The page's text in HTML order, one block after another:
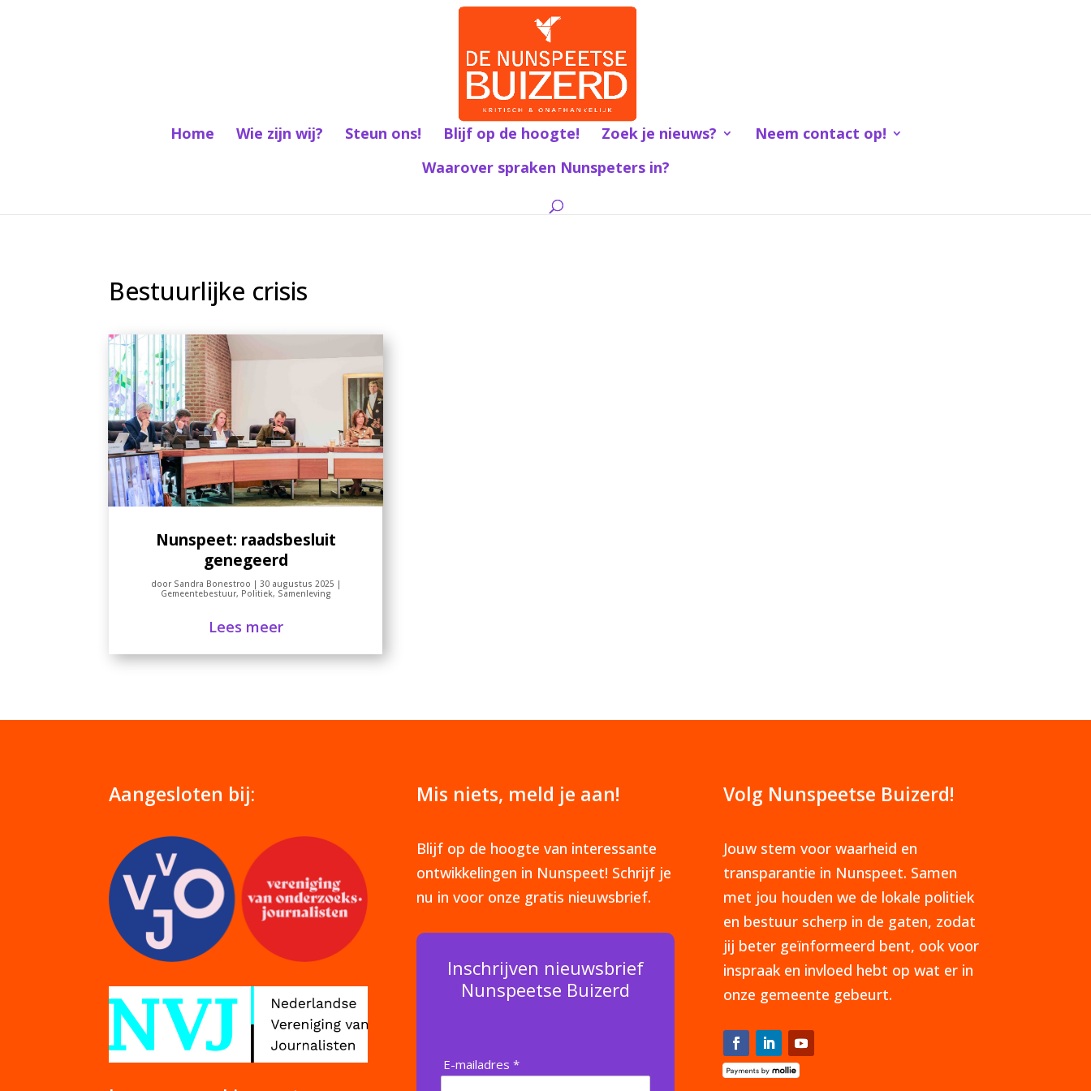
Home Wie zijn wij? Steun ons! Blijf op de hoogte! Zoek je nieuws?
Neem contact op!
Waarover spraken Nunspeters in?
Bestuurlijke crisis
Nunspeet: raadsbesluit
genegeerd
door Sandra Bonestroo | 30 augustus 2025 |
Gemeentebestuur, Politiek, Samenleving
Lees meer
Aangesloten bij: Mis niets, meld je aan!
Blijf op de hoogte van interessante
ontwikkelingen in Nunspeet! Schrijf je
nu in voor onze gratis nieuwsbrief.
Inschrijven nieuwsbrief
Nunspeetse Buizerd
E-mailadres *
Volg Nunspeetse Buizerd!
Jouw stem voor waarheid en
transparantie in Nunspeet. Samen
met jou houden we de lokale politiek
en bestuur scherp in de gaten, zodat
jij beter geïnformeerd bent, ook voor
inspraak en invloed hebt op wat er in
onze gemeente gebeurt.